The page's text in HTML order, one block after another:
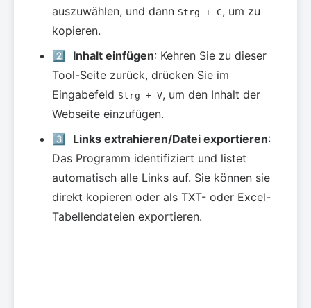
auszuwählen, und dann Strg + C, um zu
kopieren.
2️⃣
Inhalt einfügen: Kehren Sie zu dieser
Tool-Seite zurück, drücken Sie im
Eingabefeld Strg + V, um den Inhalt der
Webseite einzufügen.
3️⃣
Links extrahieren/Datei exportieren:
Das Programm identifiziert und listet
automatisch alle Links auf. Sie können sie
direkt kopieren oder als TXT- oder Excel-
Tabellendateien exportieren.